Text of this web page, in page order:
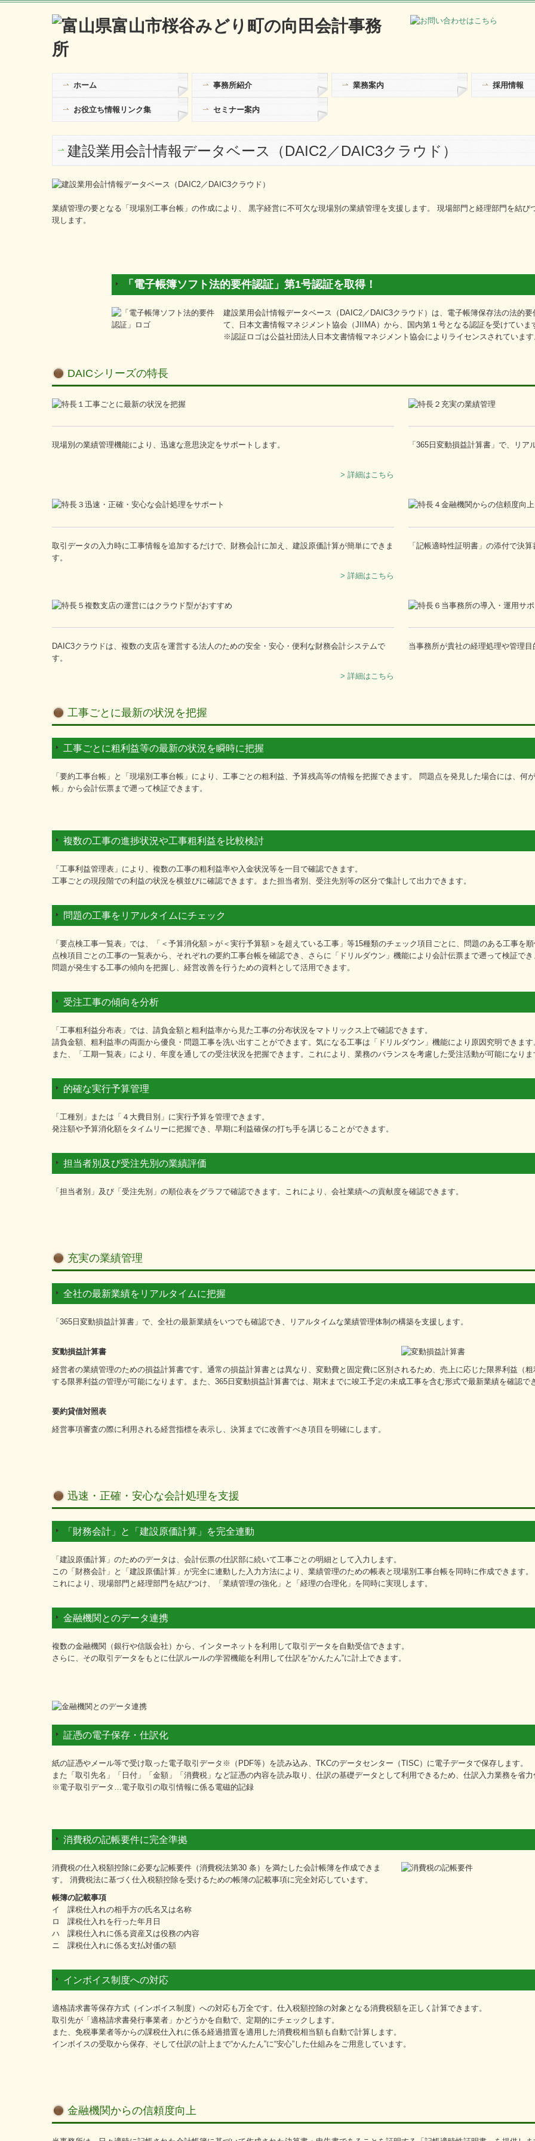
ホーム 事務所紹介 業務案内 採用情報
お役立ち情報リンク集 セミナー案内
建設業用会計情報データベース（DAIC2／DAIC3クラウド）
業績管理の要となる「現場別工事台帳」の作成により、 黒字経営に不可欠な現場別の業績管理を支援します。 現場部門と経理部門を結
現します。
「電子帳簿ソフト法的要件認証」第1号認証を取得！
建設業用会計情報データベース（DAIC2／DAIC3クラウド）は、電子帳簿保存法の法的
て、日本文書情報マネジメント協会（JIIMA）から、国内第１号となる認証を受けていま
※認証ロゴは公益社団法人日本文書情報マネジメント協会によりライセンスされていま
DAICシリーズの特長
現場別の業績管理機能により、迅速な意思決定をサポートします。
> 詳細はこちら
「365日変動損益計算書」で、リ
取引データの入力時に工事情報を追加するだけで、財務会計に加え、建設原価計算が簡単にできま
す。
> 詳細はこちら
「記帳適時性証明書」の添付で決
DAIC3クラウドは、複数の支店を運営する法人のための安全・安心・便利な財務会計システムで
す。
> 詳細はこちら
当事務所が貴社の経理処理や管理
工事ごとに最新の状況を把握
工事ごとに粗利益等の最新の状況を瞬時に把握
「要約工事台帳」と「現場別工事台帳」により、工事ごとの粗利益、予算残高等の情報を把握できます。 問題点を発見した場合には、
帳」から会計伝票まで遡って検証できます。
複数の工事の進捗状況や工事粗利益を比較検討
「工事利益管理表」により、複数の工事の粗利益率や入金状況等を一目で確認できます。
工事ごとの現段階での利益の状況を横並びに確認できます。また担当者別、受注先別等の区分で集計して出力できます。
問題の工事をリアルタイムにチェック
「要点検工事一覧表」では、「＜予算消化額＞が＜実行予算額＞を超えている工事」等15種類のチェック項目ごとに、問題のある工事を
点検項目ごとの工事の一覧表から、それぞれの要約工事台帳を確認でき、さらに「ドリルダウン」機能により会計伝票まで遡って検証で
問題が発生する工事の傾向を把握し、経営改善を行うための資料として活用できます。
受注工事の傾向を分析
「工事粗利益分布表」では、請負金額と粗利益率から見た工事の分布状況をマトリックス上で確認できます。
請負金額、粗利益率の両面から優良・問題工事を洗い出すことができます。気になる工事は「ドリルダウン」機能により原因究明できます
また、「工期一覧表」により、年度を通しての受注状況を把握できます。これにより、業務のバランスを考慮した受注活動が可能になりま
的確な実行予算管理
「工種別」または「４大費目別」に実行予算を管理できます。
発注額や予算消化額をタイムリーに把握でき、早期に利益確保の打ち手を講じることができます。
担当者別及び受注先別の業績評価
「担当者別」及び「受注先別」の順位表をグラフで確認できます。これにより、会社業績への貢献度を確認できます。
充実の業績管理
全社の最新業績をリアルタイムに把握
「365日変動損益計算書」で、全社の最新業績をいつでも確認でき、リアルタイムな業績管理体制の構築を支援します。
変動損益計算書
経営者の業績管理のための損益計算書です。通常の損益計算書とは異なり、変動費と固定費に区別されるため、売上に応じた限界利益（
する限界利益の管理が可能になります。また、365日変動損益計算書では、期末までに竣工予定の未成工事を含む形式で最新業績を確認で
要約貸借対照表
経営事項審査の際に利用される経営指標を表示し、決算までに改善すべき項目を明確にします。
迅速・正確・安心な会計処理を支援
「財務会計」と「建設原価計算」を完全連動
「建設原価計算」のためのデータは、会計伝票の仕訳部に続いて工事ごとの明細として入力します。
この「財務会計」と「建設原価計算」が完全に連動した入力方法により、業績管理のための帳表と現場別工事台帳を同時に作成できます。
これにより、現場部門と経理部門を結びつけ、「業績管理の強化」と「経理の合理化」を同時に実現します。
金融機関とのデータ連携
複数の金融機関（銀行や信販会社）から、インターネットを利用して取引データを自動受信できます。
さらに、その取引データをもとに仕訳ルールの学習機能を利用して仕訳を“かんたん”に計上できます。
証憑の電子保存・仕訳化
紙の証憑やメール等で受け取った電子取引データ※（PDF等）を読み込み、TKCのデータセンター（TISC）に電子データで保存します。
また「取引先名」「日付」「金額」「消費税」など証憑の内容を読み取り、仕訳の基礎データとして利用できるため、仕訳入力業務を省
※電子取引データ…電子取引の取引情報に係る電磁的記録
消費税の記帳要件に完全準拠
消費税の仕入税額控除に必要な記帳要件（消費税法第30 条）を満たした会計帳簿を作成できま
す。 消費税法に基づく仕入税額控除を受けるための帳簿の記載事項に完全対応しています。
帳簿の記載事項
イ 課税仕入れの相手方の氏名又は名称
ロ 課税仕入れを行った年月日
ハ 課税仕入れに係る資産又は役務の内容
ニ 課税仕入れに係る支払対価の額
インボイス制度への対応
適格請求書等保存方式（インボイス制度）への対応も万全です。仕入税額控除の対象となる消費税額を正しく計算できます。
取引先が「適格請求書発行事業者」かどうかを自動で、定期的にチェックします。
また、免税事業者等からの課税仕入れに係る経過措置を適用した消費税相当額も自動で計算します。
インボイスの受取から保存、そして仕訳の計上まで“かんたん”に“安心”した仕組みをご用意しています。
金融機関からの信頼度向上